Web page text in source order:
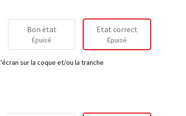
Bon état
Épuisé
Etat correct
Épuisé
sur la coque et/ou la tranche